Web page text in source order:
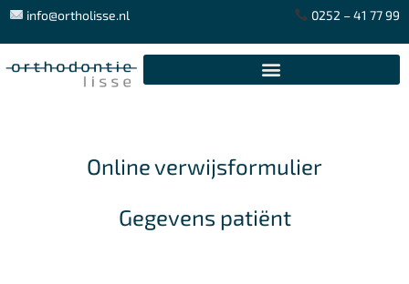
info@ortholisse.nl 0252 – 41 77 99
Online verwijsformulier
Gegevens patiënt